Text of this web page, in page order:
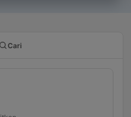
Cari